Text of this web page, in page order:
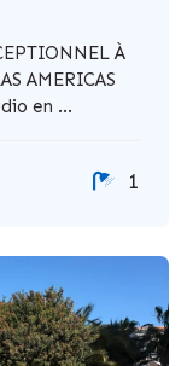
À
AMERICAS
en ...
1